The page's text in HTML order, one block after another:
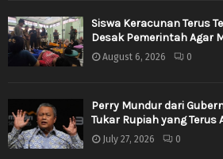
Siswa Keracunan Terus
Desak Pemerintah Agar
August 6, 2026 0
Perry Mundur dari
Tukar Rupiah yang Terus
July 27, 2026 0